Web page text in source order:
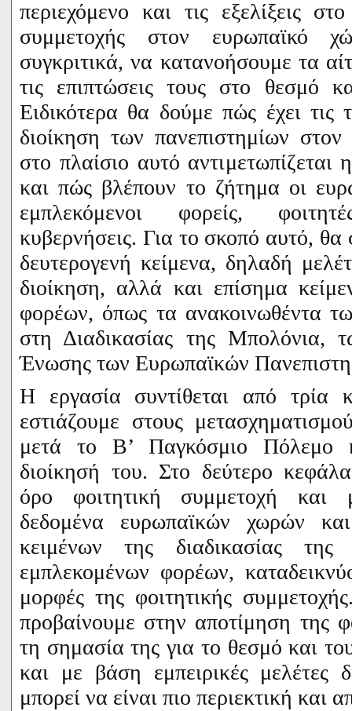
περιεχόμενο και τις εξελίξεις
συμμετοχής στον ευρωπαϊκό
συγκριτικά, να κατανοήσουμε τα
τις επιπτώσεις τους στο θεσμό
Ειδικότερα θα δούμε πώς έχει τις
διοίκηση των πανεπιστημίων
στο πλαίσιο αυτό αντιμετωπίζεται
και πώς βλέπουν το ζήτημα οι
εμπλεκόμενοι φορείς,
κυβερνήσεις. Για το σκοπό αυτό, θα
δευτερογενή κείμενα, δηλαδή
διοίκηση, αλλά και επίσημα
φορέων, όπως τα ανακοινωθέντα
στη Διαδικασίας της Μπολόνια,
Ένωσης των Ευρωπαϊκών
Η εργασία συντίθεται από τρία
εστιάζουμε στους
μετά το Β’ Παγκόσμιο Πόλεμο
διοίκησή του. Στο δεύτερο
όρο φοιτητική συμμετοχή και
δεδομένα ευρωπαϊκών χωρών
κειμένων της διαδικασίας
εμπλεκομένων φορέων,
μορφές της φοιτητικής
προβαίνουμε στην αποτίμηση της
τη σημασία της για το θεσμό και
και με βάση εμπειρικές μελέτες
μπορεί να είναι πιο περιεκτική και